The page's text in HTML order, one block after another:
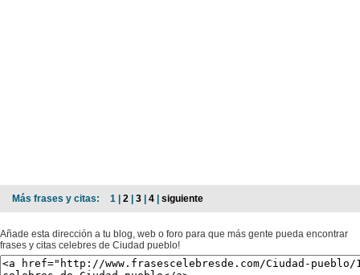
Más frases y citas: 1 | 2 | 3 | 4 | siguiente
Añade esta dirección a tu blog, web o foro para que más gente pueda encontrar
frases y citas celebres de Ciudad pueblo!